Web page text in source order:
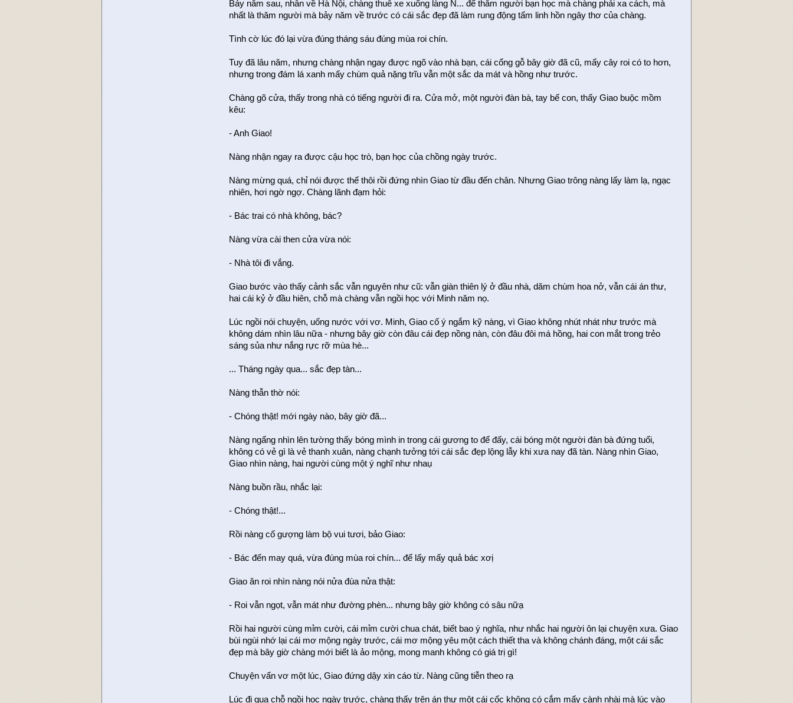
Bảy năm sau, nhân về Hà Nội, chàng thuê xe xuống làng N... để thăm người bạn học mà chàng phải xa cách, mà
nhất là thăm người mà bảy năm về trước có cái sắc đẹp đã làm rung động tấm linh hồn ngây thơ của chàng.
Tình cờ lúc đó lại vừa đúng tháng sáu đúng mùa roi chín.
Tuy đã lâu năm, nhưng chàng nhận ngay được ngõ vào nhà bạn, cái cổng gỗ bây giờ đã cũ, mấy cây roi có to hơn,
nhưng trong đám lá xanh mấy chùm quả nặng trĩu vẫn một sắc da mát và hồng như trước.
Chàng gõ cửa, thấy trong nhà có tiếng người đi ra. Cửa mở, một người đàn bà, tay bế con, thấy Giao buộc mồm
kêu:
- Anh Giao!
Nàng nhận ngay ra được cậu học trò, bạn học của chồng ngày trước.
Nàng mừng quá, chỉ nói được thế thôi rồi đứng nhìn Giao từ đầu đến chân. Nhưng Giao trông nàng lấy làm lạ, ngạc
nhiên, hơi ngờ ngợ. Chàng lãnh đạm hỏi:
- Bác trai có nhà không, bác?
Nàng vừa cài then cửa vừa nói:
- Nhà tôi đi vắng.
Giao bước vào thấy cảnh sắc vẫn nguyên như cũ: vẫn giàn thiên lý ở đầu nhà, dăm chùm hoa nở, vẫn cái án thư,
hai cái kỷ ở đầu hiên, chỗ mà chàng vẫn ngồi học với Minh năm nọ.
Lúc ngồi nói chuyện, uống nước với vơ. Minh, Giao cố ý ngắm kỹ nàng, vì Giao không nhút nhát như trước mà
không dám nhìn lâu nữa - nhưng bây giờ còn đâu cái đẹp nồng nàn, còn đâu đôi má hồng, hai con mắt trong trẻo
sáng sủa như nắng rực rỡ mùa hè...
... Tháng ngày qua... sắc đẹp tàn...
Nàng thẫn thờ nói:
- Chóng thật! mới ngày nào, bây giờ đã...
Nàng ngẩng nhìn lên tường thấy bóng mình in trong cái gương to để đấy, cái bóng một người đàn bà đứng tuổi,
không có vẻ gì là vẻ thanh xuân, nàng chạnh tưởng tới cái sắc đẹp lộng lẫy khi xưa nay đã tàn. Nàng nhìn Giao,
Giao nhìn nàng, hai người cùng một ý nghĩ như nhaụ
Nàng buồn rầu, nhắc lại:
- Chóng thật!...
Rồi nàng cố gượng làm bộ vui tươi, bảo Giao:
- Bác đến may quá, vừa đúng mùa roi chín... để lấy mấy quả bác xơị
Giao ăn roi nhìn nàng nói nửa đùa nửa thật:
- Roi vẫn ngọt, vẫn mát như đường phèn... nhưng bây giờ không có sâu nữạ
Rồi hai người cùng mỉm cười, cái mỉm cười chua chát, biết bao ý nghĩa, như nhắc hai người ôn lại chuyện xưa. Giao
bùi ngùi nhớ lại cái mơ mộng ngày trước, cái mơ mộng yêu một cách thiết tha và không chánh đáng, một cái sắc
đẹp mà bây giờ chàng mới biết là ảo mộng, mong manh không có giá trị gì!
Chuyện vẩn vơ một lúc, Giao đứng dậy xin cáo từ. Nàng cũng tiễn theo rạ
Lúc đi qua chỗ ngồi học ngày trước, chàng thấy trên án thư một cái cốc không có cắm mấy cành nhài mà lúc vào